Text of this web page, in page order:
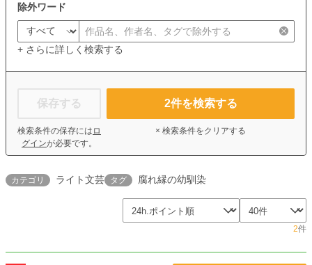
除外ワード
+ さらに詳しく検索する
保存する
検索条件の保存には ロ
グインが必要です。
2件を検索する
× 検索条件をクリアする
カテゴリ ライト文芸 タグ 腐れ縁の幼馴染
2件